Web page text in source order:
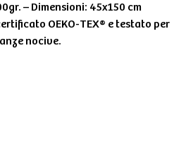
– Dimensioni: 45x150 cm
OEKO-TEX® e testato per
nocive.